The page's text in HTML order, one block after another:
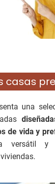
casas
una
de vida y
versátil